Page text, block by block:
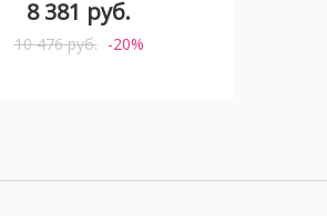
8 381 руб.
10 476 руб. -20%